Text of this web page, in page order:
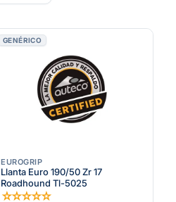
GENÉRICO
EUROGRIP
Llanta Euro 190/50 Zr 17
Roadhound Tl-5025
☆☆☆☆☆